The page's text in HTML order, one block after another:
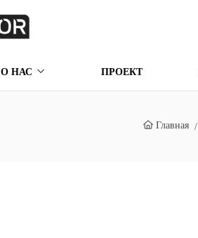
О НАС ПРОЕКТ
Главная